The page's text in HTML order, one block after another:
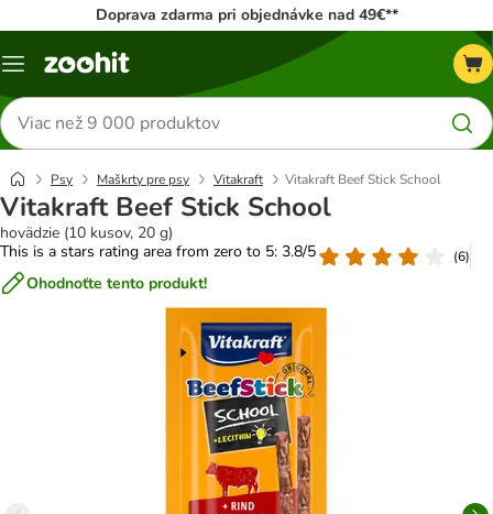
Doprava zdarma pri objednávke nad 49€**
Kategórie
Hľadať
produkty
Psy Maškrty pre psy Vitakraft Vitakraft Beef Stick School
Vitakraft Beef Stick School
hovädzie (10 kusov, 20 g)
This is a stars rating area from zero to 5: 3.8/5
(6)
Ohodnoťte tento produkt!